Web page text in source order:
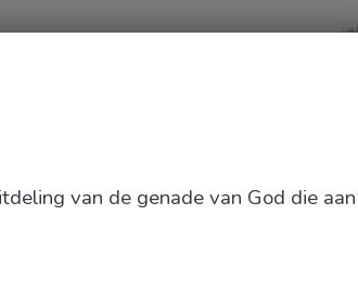
van de genade van God die